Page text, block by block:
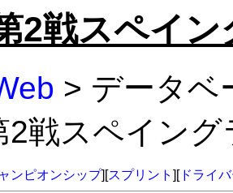
2戦スペイ
> データ
2戦スペイン
ンピオンシップ][スプリント ][ドライ